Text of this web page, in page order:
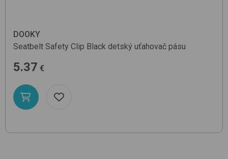
DOOKY
Seatbelt Safety Clip Black detský uťahovač pásu
5.37 €